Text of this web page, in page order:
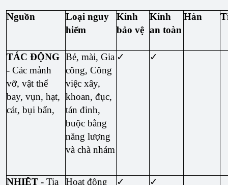
Nguồn
Loại nguy
hiểm
Kính
bảo vệ
Kính
an toàn
Hàn
TÁC ĐỘNG
- Các mảnh
vỡ, vật thể
bay, vụn, hạt,
cát, bụi bẩn,
Bẻ, mài, Gia
công, Công
việc xây,
khoan, đục,
tán đinh,
buộc bằng
năng lượng
và chà nhám
✓ ✓
NHIỆT - Tia
Hoạt động
✓ ✓